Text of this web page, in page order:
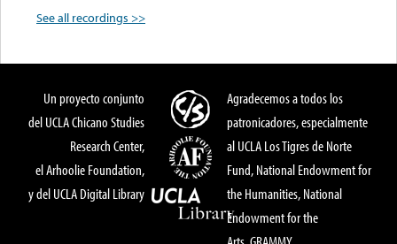
See all recordings >>
Un proyecto conjunto
del UCLA Chicano Studies
Research Center,
el Arhoolie Foundation,
y del UCLA Digital Library
Agradecemos a todos los
patronicadores, especialmente
al UCLA Los Tigres de Norte
Fund, National Endowment for
the Humanities, National
Endowment for the